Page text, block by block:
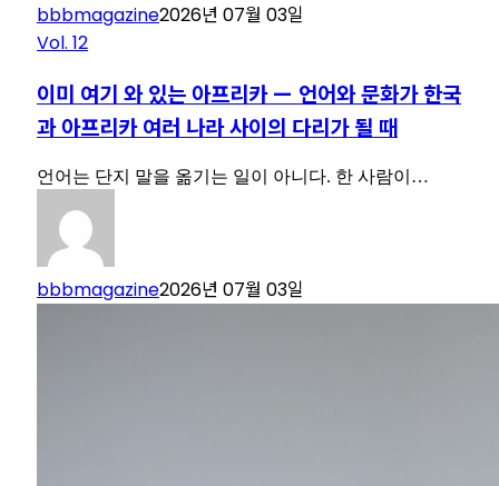
bbbmagazine2026년 07월 03일
Vol. 12
이미 여기 와 있는 아프리카 — 언어와 문화가 한국
과 아프리카 여러 나라 사이의 다리가 될 때
언어는 단지 말을 옮기는 일이 아니다. 한 사람이…
bbbmagazine2026년 07월 03일